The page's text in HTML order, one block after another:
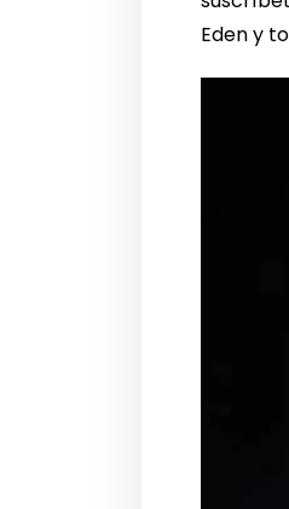
Eden y